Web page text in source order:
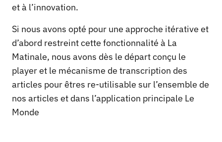
et à l’innovation.
Si nous avons opté pour une approche itérative et
d’abord restreint cette fonctionnalité à La
Matinale, nous avons dès le départ conçu le
player et le mécanisme de transcription des
articles pour êtres re-utilisable sur l’ensemble de
nos articles et dans l’application principale Le
Monde